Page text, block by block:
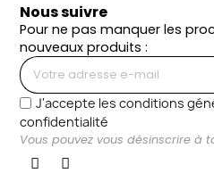
Nous suivre
Pour ne pas manquer les
nouveaux produits :
J'accepte les conditions
confidentialité
Vous pouvez vous désinscrire à